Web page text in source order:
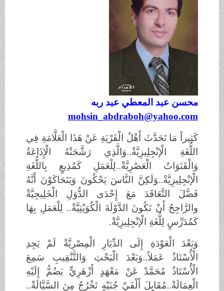
محسن عبد المعطي عبد ربه
mohsin_abdraboh@yahoo.com
كَثِيراً مَا تَحَدَّثَ أَهْلُ الْقَرْيَةِ عَنْ هَذَا الْعَلَّامَةِ فِي
اللُّغَةِ الْإنْجِلِيزِيَّةْ..وَالَّذِي رَشَّحَتْهُ الْإِذَاعَةُ
وَالْقَنَوَاتُ الْعَصْرِيَّةْ..لِلْعَمَلِ كَمُذِيعٍ بِاللُّغَةِ
الْإنْجِلِيزِيَّةْ..وَلَكِنَّ النَّاسَ يَحْكُونَ وَيَتَحَاكَوْنَ أَنَّهُ
فَضَّلَ التَّعَاقَدَ مَعَ إِحْدَى الدُّوَلِ الْخَلِيجِيَّةْ
والرَّاجِحُ أَنْ تَكُونَ الدَّوْلَةَ الْكُوَيْتِيَّةْ.. لِلْعَمَلِ بِهَا
كَمُدَرِّسٍ لِلُّغَةِ الْإنْجِلِيزِيَّةْ.
وَبَعْدَ الْعَوْدَةِ إِلَى الدِّيَارِ الْمِصْرِيَّةْ لَمْ يَجِدِ
الْأُسْتَاذُ عَمَلاً..وَبَعْدَ الْبَحْثِ وَالتَّنْقِيبِ سَمِعَ
الْأُسْتَاذُ مُحَمَّدْ عَنْ مَعْهَدٍ أَزْهَرِيٍّ يَضُمُّ إِلَيْهِ
الْعِمَالَةْ..مُقَابِلَ أَلْفَيْ جُنَيْهٍ تَخْرُجُ مِنَ السَّيَّالَةْ..